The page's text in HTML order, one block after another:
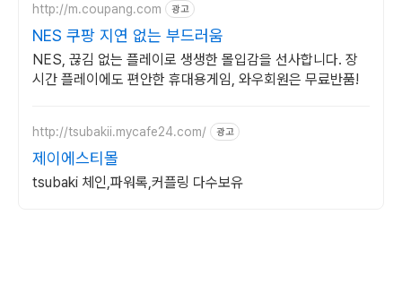
http://m.coupang.com 광고
NES 쿠팡 지연 없는 부드러움
NES, 끊김 없는 플레이로 생생한 몰입감을 선사합니다. 장
시간 플레이에도 편안한 휴대용게임, 와우회원은 무료반품!
http://tsubakii.mycafe24.com/ 광고
제이에스티몰
tsubaki 체인,파워록,커플링 다수보유